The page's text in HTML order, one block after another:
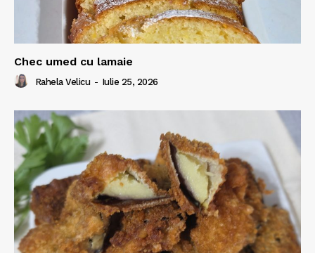
Chec umed cu lamaie
Rahela Velicu - Iulie 25, 2026